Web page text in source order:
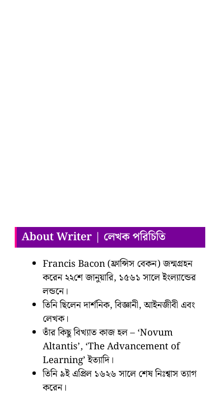
About Writer | লেখক পরিচিতি
Francis Bacon (ফ্রান্সিস বেকন) জন্মগ্রহন
করেন ২২শে জানুয়ারি, ১৫৬১ সালে ইংল্যান্ডের
লন্ডনে।
তিনি ছিলেন দার্শনিক, বিজ্ঞানী, আইনজীবী এবং
লেখক।
তাঁর কিছু বিখ্যাত কাজ হল – ‘Novum
Altantis’, ‘The Advancement of
Learning’ ইত্যাদি।
তিনি ৯ই এপ্রিল ১৬২৬ সালে শেষ নিঃশ্বাস ত্যাগ
করেন।